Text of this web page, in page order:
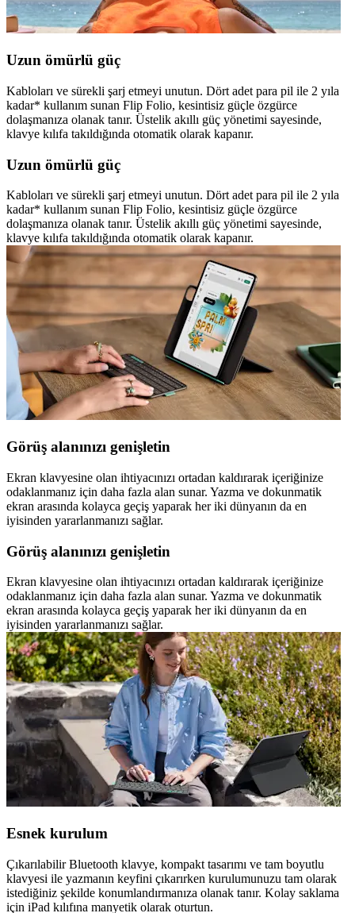
Uzun ömürlü güç
Kabloları ve sürekli şarj etmeyi unutun. Dört adet para pil ile 2 yıla
kadar* kullanım sunan Flip Folio, kesintisiz güçle özgürce
dolaşmanıza olanak tanır. Üstelik akıllı güç yönetimi sayesinde,
klavye kılıfa takıldığında otomatik olarak kapanır.
Uzun ömürlü güç
Kabloları ve sürekli şarj etmeyi unutun. Dört adet para pil ile 2 yıla
kadar* kullanım sunan Flip Folio, kesintisiz güçle özgürce
dolaşmanıza olanak tanır. Üstelik akıllı güç yönetimi sayesinde,
klavye kılıfa takıldığında otomatik olarak kapanır.
Görüş alanınızı genişletin
Ekran klavyesine olan ihtiyacınızı ortadan kaldırarak içeriğinize
odaklanmanız için daha fazla alan sunar. Yazma ve dokunmatik
ekran arasında kolayca geçiş yaparak her iki dünyanın da en
iyisinden yararlanmanızı sağlar.
Görüş alanınızı genişletin
Ekran klavyesine olan ihtiyacınızı ortadan kaldırarak içeriğinize
odaklanmanız için daha fazla alan sunar. Yazma ve dokunmatik
ekran arasında kolayca geçiş yaparak her iki dünyanın da en
iyisinden yararlanmanızı sağlar.
Esnek kurulum
Çıkarılabilir Bluetooth klavye, kompakt tasarımı ve tam boyutlu
klavyesi ile yazmanın keyfini çıkarırken kurulumunuzu tam olarak
istediğiniz şekilde konumlandırmanıza olanak tanır. Kolay saklama
için iPad kılıfına manyetik olarak oturtun.